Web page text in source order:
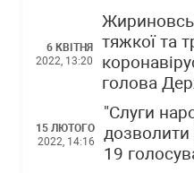
6 КВІТНЯ
2022, 13:20
тяжкої та
голова
15 ЛЮТОГО
2022, 14:16
"Слуги
дозволити
19